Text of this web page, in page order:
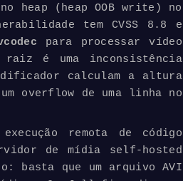
heap (heap OOB write) no
tem CVSS 8.8 e
para processar vídeo
raiz é uma inconsistência
calculam a altura
overflow de uma linha no
remota de código
de mídia self-hosted
basta que um arquivo AVI